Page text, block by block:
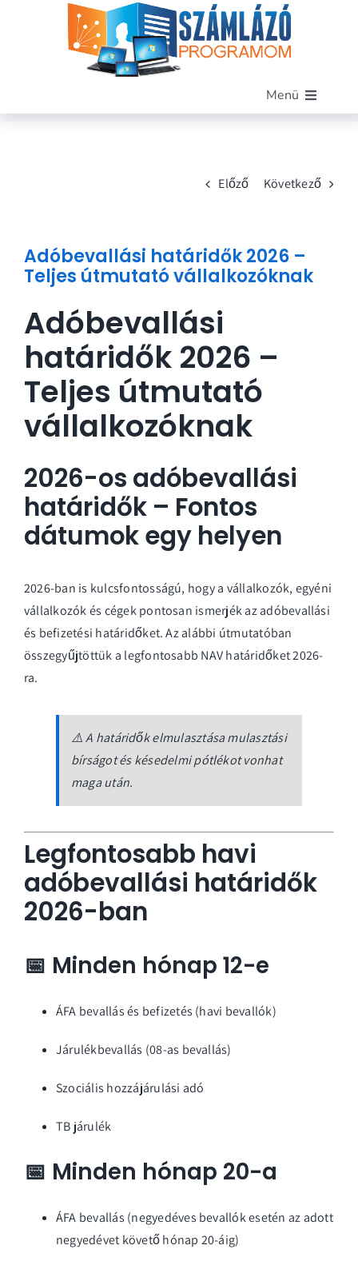
Menü
Árak
Blog
Demó letöltése
Előző Következő
Adóbevallási határidők 2026 –
Teljes útmutató vállalkozóknak
Adóbevallási
határidők 2026 –
Teljes útmutató
vállalkozóknak
2026-os adóbevallási
határidők – Fontos
dátumok egy helyen
2026-ban is kulcsfontosságú, hogy a vállalkozók, egyéni
vállalkozók és cégek pontosan ismerjék az adóbevallási
és befizetési határidőket. Az alábbi útmutatóban
összegyűjtöttük a legfontosabb NAV határidőket 2026-
ra.
⚠️ A határidők elmulasztása mulasztási
bírságot és késedelmi pótlékot vonhat
maga után.
Legfontosabb havi
adóbevallási határidők
2026-ban
📅 Minden hónap 12-e
ÁFA bevallás és befizetés (havi bevallók)
Járulékbevallás (08-as bevallás)
Szociális hozzájárulási adó
TB járulék
📅 Minden hónap 20-a
ÁFA bevallás (negyedéves bevallók esetén az adott
negyedévet követő hónap 20-áig)